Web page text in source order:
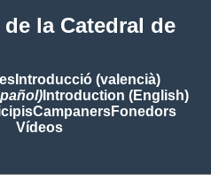
la Catedral de
Introducció (valencià)
Introduction (English)
CampanersFonedors
Vídeos